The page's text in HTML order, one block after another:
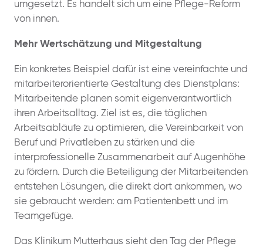
umgesetzt. Es handelt sich um eine Pflege-Reform
von innen.
Mehr Wertschätzung und Mitgestaltung
Ein konkretes Beispiel dafür ist eine vereinfachte und
mitarbeiterorientierte Gestaltung des Dienstplans:
Mitarbeitende planen somit eigenverantwortlich
ihren Arbeitsalltag. Ziel ist es, die täglichen
Arbeitsabläufe zu optimieren, die Vereinbarkeit von
Beruf und Privatleben zu stärken und die
interprofessionelle Zusammenarbeit auf Augenhöhe
zu fördern. Durch die Beteiligung der Mitarbeitenden
entstehen Lösungen, die direkt dort ankommen, wo
sie gebraucht werden: am Patientenbett und im
Teamgefüge.
Das Klinikum Mutterhaus sieht den Tag der Pflege